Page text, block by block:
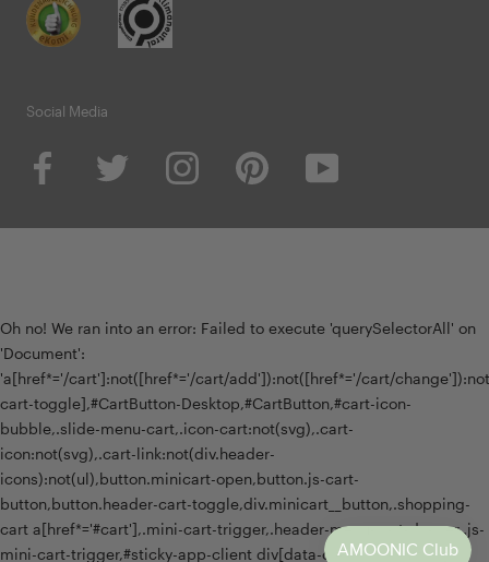
Social Media
Oh no! We ran into an error: Failed to execute 'querySelectorAll' on
'Document':
'a[href*='/cart']:not([href*='/cart/add']):not([href*='/cart/
cart-toggle],#CartButton-Desktop,#CartButton,#cart-icon-
bubble,.slide-menu-cart,.icon-cart:not(svg),.cart-
icon:not(svg),.cart-link:not(div.header-
icons):not(ul),button.minicart-open,button.js-cart-
button,button.header-cart-toggle,div.minicart__button,.shopping-
cart a[href*='#cart'],.mini-cart-trigger,.header-menu-cart-drawer,.js-
mini-cart-trigger,#sticky-app-client div[data-cl='sticky-button']' is